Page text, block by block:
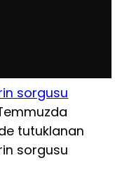
sorgusu
tutuklanan
sorgusu